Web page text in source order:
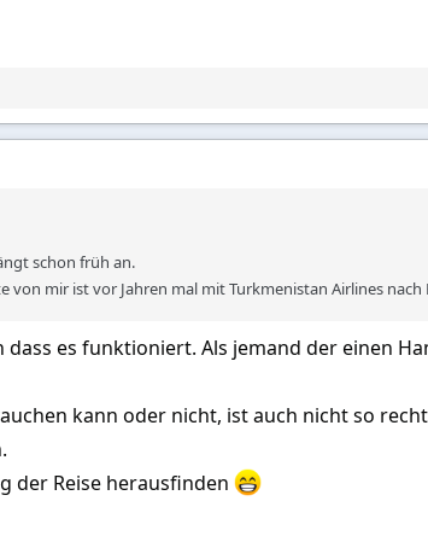
schon früh an.
von mir ist vor Jahren mal mit Turkmenistan Airlines
dass es funktioniert. Als jemand der einen
kann oder nicht, ist auch nicht so
der Reise herausfinden